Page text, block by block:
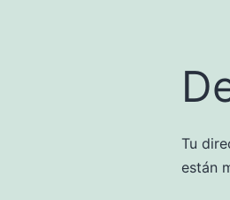
Tu
están